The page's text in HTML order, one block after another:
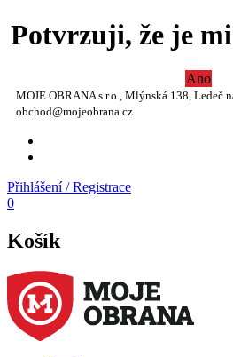
Potvrzuji, že je
Ano
MOJE OBRANA s.r.o., Mlýnská 138, Ledeč
obchod@mojeobrana.cz
Přihlášení / Registrace
0
Košík